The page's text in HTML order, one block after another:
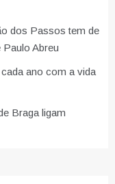
dos Passos tem de
Paulo Abreu
ano com a vida
Braga ligam